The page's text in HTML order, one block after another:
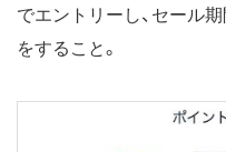
でエントリーし、セール
をすること。